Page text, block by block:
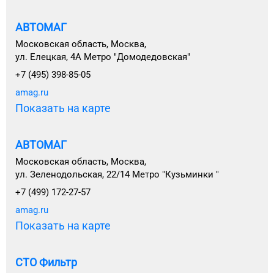
АВТОМАГ
Московская область, Москва,
ул. Елецкая, 4А Метро "Домодедовская"
+7 (495) 398-85-05
amag.ru
Показать на карте
АВТОМАГ
Московская область, Москва,
ул. Зеленодольская, 22/14 Метро "Кузьминки "
+7 (499) 172-27-57
amag.ru
Показать на карте
СТО Фильтр